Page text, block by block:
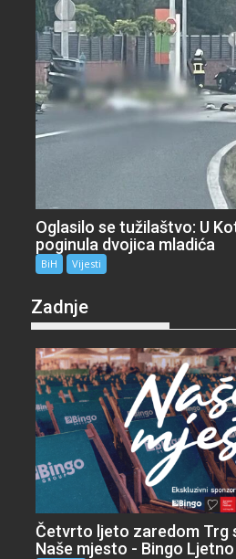
Oglasilo se tužilaštvo: U
poginula dvojica mladića
BiH Vijesti
Zadnje
Četvrto ljeto zaredom Trg
Naše mjesto - Bingo